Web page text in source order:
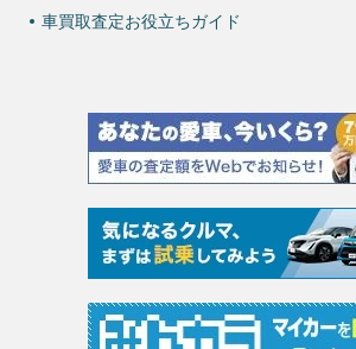
車買取査定お役立ちガイド